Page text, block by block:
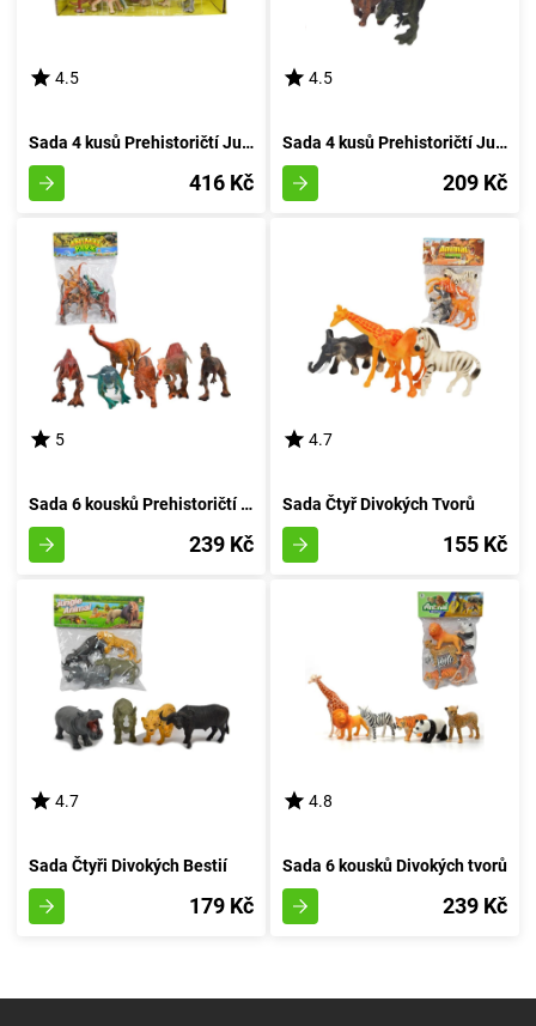
4.5
Sada 4 kusů Prehistoričtí Jurská Bestie
416 Kč
4.5
Sada 4 kusů Prehistoričtí Jurská Doba
209 Kč
5
Sada 6 kousků Prehistoričtí Tvorečci v Pytlíku
239 Kč
4.7
Sada Čtyř Divokých Tvorů
155 Kč
4.7
Sada Čtyři Divokých Bestií
179 Kč
4.8
Sada 6 kousků Divokých tvorů
239 Kč